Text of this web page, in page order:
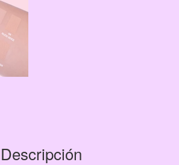
Descripción